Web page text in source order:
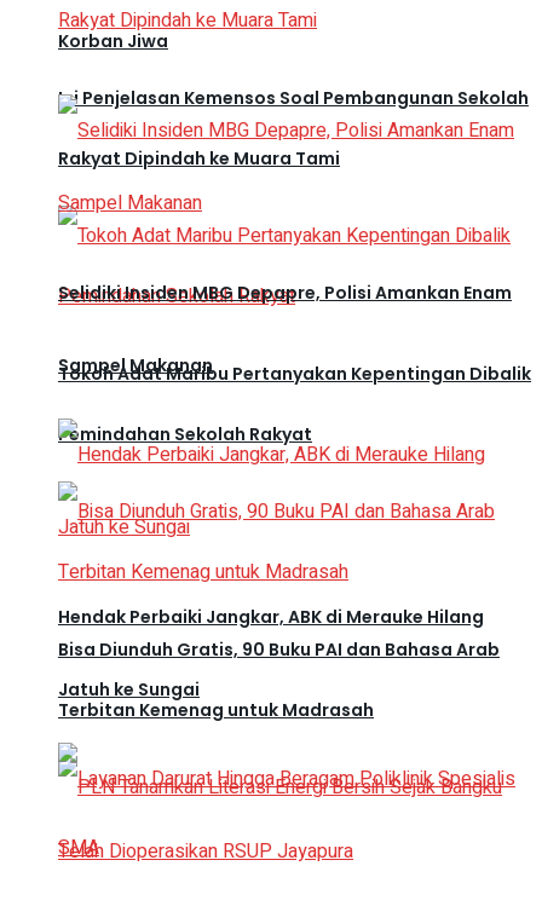
Ini Penjelasan Kemensos Soal Pembangunan Sekolah
Rakyat Dipindah ke Muara Tami
Tokoh Adat Maribu Pertanyakan Kepentingan Dibalik
Pemindahan Sekolah Rakyat
Bisa Diunduh Gratis, 90 Buku PAI dan Bahasa Arab
Terbitan Kemenag untuk Madrasah
Korban Jiwa
Selidiki Insiden MBG Depapre, Polisi Amankan Enam
Sampel Makanan
Hendak Perbaiki Jangkar, ABK di Merauke Hilang
Jatuh ke Sungai